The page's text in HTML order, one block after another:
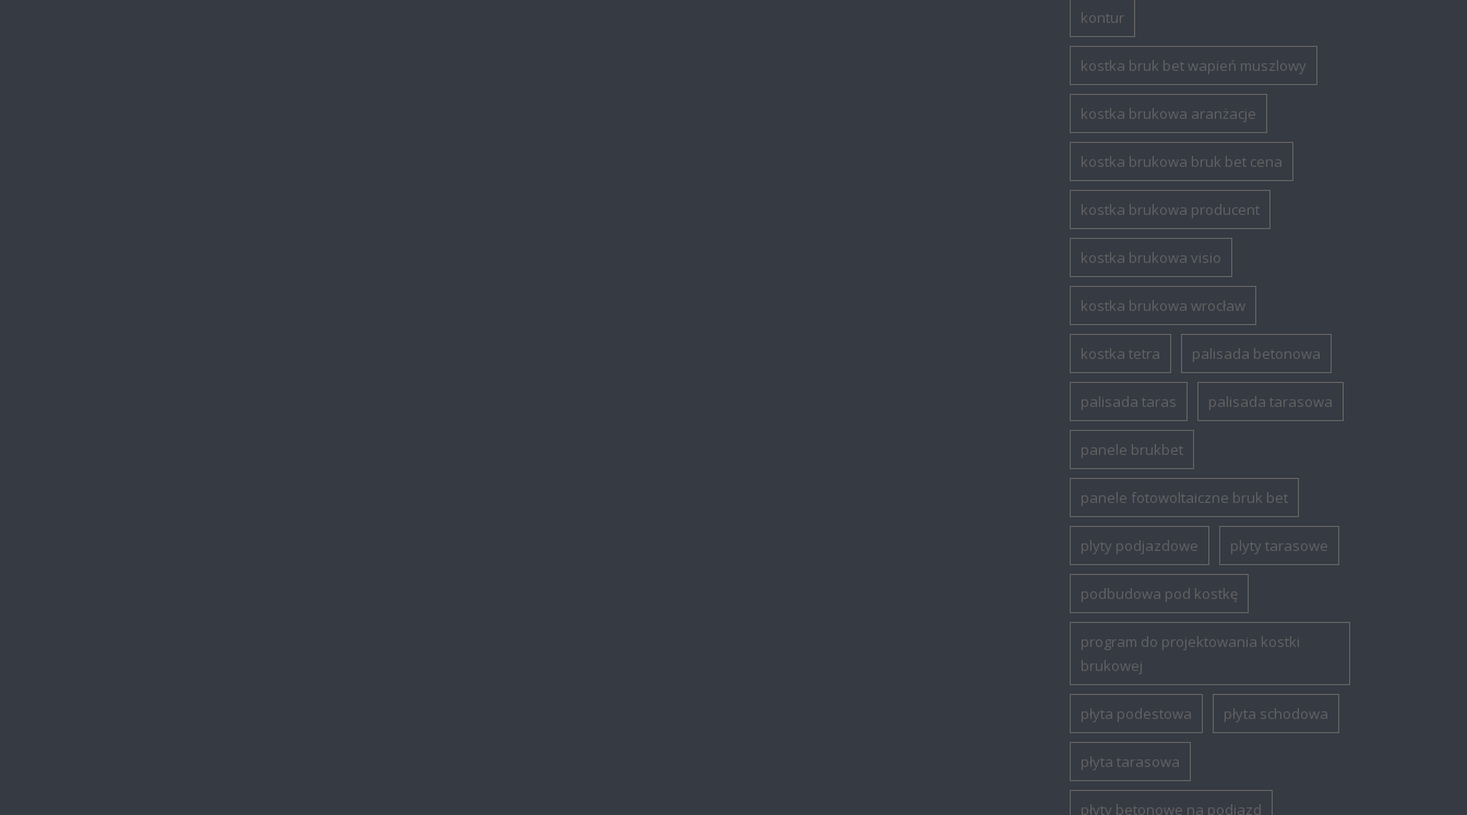
kontur
kostka bruk bet wapień muszlowy
kostka brukowa aranżacje
kostka brukowa bruk bet cena
kostka brukowa producent
kostka brukowa visio
kostka brukowa wrocław
kostka tetra palisada betonowa
palisada taras palisada tarasowa
panele brukbet
panele fotowoltaiczne bruk bet
plyty podjazdowe plyty tarasowe
podbudowa pod kostkę
program do projektowania kostki
brukowej
płyta podestowa płyta schodowa
płyta tarasowa
płyty betonowe na podjazd